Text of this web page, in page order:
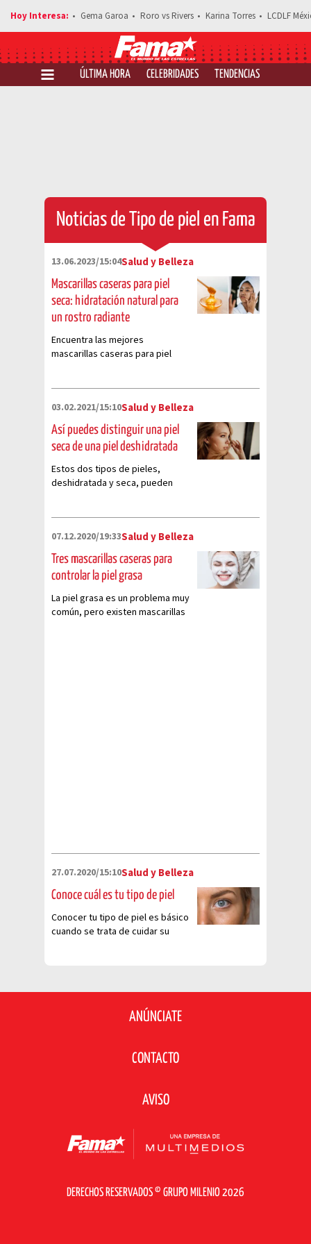
Gema Garoa Roro vs Rivers Karina Torres LCDLF
ÚLTIMA HORA CELEBRIDADES TENDENCIAS
Noticias de Tipo de piel en Fama
13.06.2023/15:04Salud y Belleza
Mascarillas caseras para piel
seca: hidratación natural para
un rostro radiante
Encuentra las mejores
mascarillas caseras para piel
el cuidado de tu piel
03.02.2021/15:10Salud y Belleza
Así puedes distinguir una piel
seca de una piel deshidratada
Estos dos tipos de pieles,
deshidratada y seca, pueden
07.12.2020/19:33Salud y Belleza
Tres mascarillas caseras para
controlar la piel grasa
La piel grasa es un problema muy
común, pero existen mascarillas
27.07.2020/15:10Salud y Belleza
Conoce cuál es tu tipo de piel
Conocer tu tipo de piel es básico
cuando se trata de cuidar su
ANÚNCIATE
CONTACTO
AVISO
DERECHOS RESERVADOS © GRUPO MILENIO 2026